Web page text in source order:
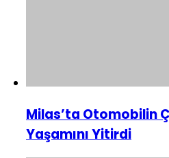
Milas’ta Otomobilin
Yaşamını Yitirdi